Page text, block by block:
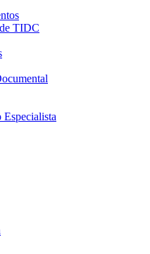
TIDC
Especialista